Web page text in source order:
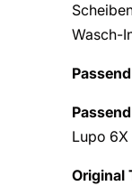
Wasch-
Lupo 6X
Original